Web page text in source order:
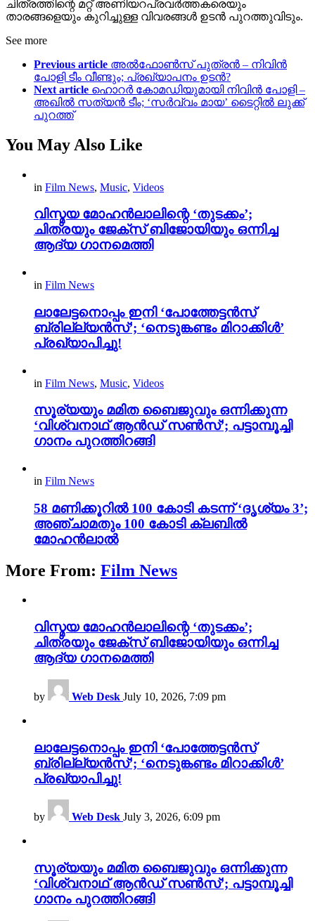
ചിത്രത്തിന്റെ മറ്റ് അണിയറപ്രവർത്തകരെയും
താരങ്ങളെയും കുറിച്ചുള്ള വിവരങ്ങൾ ഉടൻ പുറത്തുവിടും.
See more
Previous article അൽഫോൺസ് പുത്രൻ – നിവിൻ
പോളി ടീം വീണ്ടും; പ്രഖ്യാപനം ഉടൻ?
Next article ഹൊറർ കോമഡിയുമായി നിവിൻ പോളി –
അഖില്‍ സത്യന്‍ ടീം; ‘സര്‍വ്വം മായ’ ടൈറ്റിൽ ലുക്ക്
പുറത്ത്
You May Also Like
in Film News, Music, Videos
വിസ്മയ മോഹൻലാലിന്റെ ‘തുടക്കം’;
ചിത്രയും ജേക്സ് ബിജോയിയും ഒന്നിച്ച
ആദ്യ ഗാനമെത്തി
in Film News
ലാലേട്ടനൊപ്പം ഇനി ‘പോത്തേട്ടൻസ്
ബ്രില്ല്യൻസ്’; ‘നെടുങ്കണ്ടം മിറാക്കിൾ’
പ്രഖ്യാപിച്ചു!
in Film News, Music, Videos
സൂര്യയും മമിത ബൈജുവും ഒന്നിക്കുന്ന
‘വിശ്വനാഥ് ആൻഡ് സൺസ്’; പട്ടാമ്പൂച്ചി
ഗാനം പുറത്തിറങ്ങി
in Film News
58 മണിക്കൂറിൽ 100 കോടി കടന്ന് ‘ദൃശ്യം 3’;
അഞ്ചാമതും 100 കോടി ക്ലബിൽ
മോഹൻലാൽ
More From: Film News
വിസ്മയ മോഹൻലാലിന്റെ ‘തുടക്കം’;
ചിത്രയും ജേക്സ് ബിജോയിയും ഒന്നിച്ച
ആദ്യ ഗാനമെത്തി
by Web Desk July 10, 2026, 7:09 pm
ലാലേട്ടനൊപ്പം ഇനി ‘പോത്തേട്ടൻസ്
ബ്രില്ല്യൻസ്’; ‘നെടുങ്കണ്ടം മിറാക്കിൾ’
പ്രഖ്യാപിച്ചു!
by Web Desk July 3, 2026, 6:09 pm
സൂര്യയും മമിത ബൈജുവും ഒന്നിക്കുന്ന
‘വിശ്വനാഥ് ആൻഡ് സൺസ്’; പട്ടാമ്പൂച്ചി
ഗാനം പുറത്തിറങ്ങി